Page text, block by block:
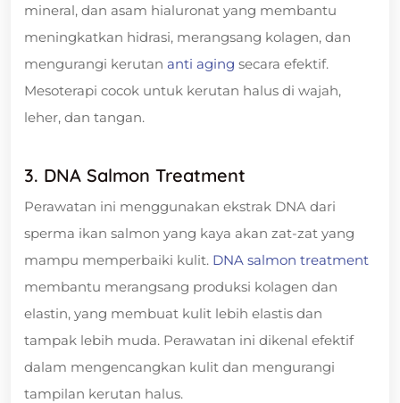
mineral, dan asam hialuronat yang membantu
meningkatkan hidrasi, merangsang kolagen, dan
mengurangi kerutan anti aging secara efektif.
Mesoterapi cocok untuk kerutan halus di wajah,
leher, dan tangan.
3. DNA Salmon Treatment
Perawatan ini menggunakan ekstrak DNA dari
sperma ikan salmon yang kaya akan zat-zat yang
mampu memperbaiki kulit. DNA salmon treatment
membantu merangsang produksi kolagen dan
elastin, yang membuat kulit lebih elastis dan
tampak lebih muda. Perawatan ini dikenal efektif
dalam mengencangkan kulit dan mengurangi
tampilan kerutan halus.